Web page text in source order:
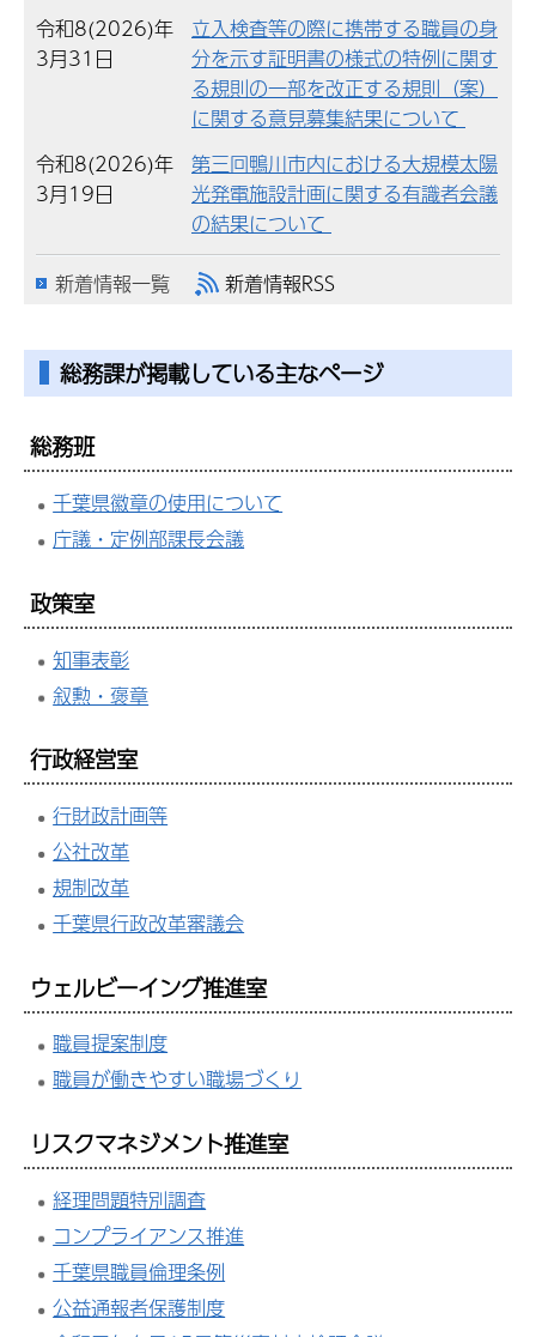
令和8(2026)年
3月31日
立入検査等の際に携帯する職員の身
分を示す証明書の様式の特例に関す
る規則の一部を改正する規則（案）
に関する意見募集結果について
令和8(2026)年
3月19日
第三回鴨川市内における大規模太陽
光発電施設計画に関する有識者会議
の結果について
新着情報一覧
新着情報RSS
総務課が掲載している主なページ
総務班
千葉県徽章の使用について
庁議・定例部課長会議
政策室
知事表彰
叙勲・褒章
行政経営室
行財政計画等
公社改革
規制改革
千葉県行政改革審議会
ウェルビーイング推進室
職員提案制度
職員が働きやすい職場づくり
リスクマネジメント推進室
経理問題特別調査
コンプライアンス推進
千葉県職員倫理条例
公益通報者保護制度